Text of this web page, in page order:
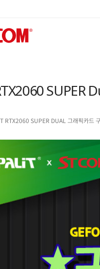
SUPER
RTX2060 SUPER DUAL 그래픽카드